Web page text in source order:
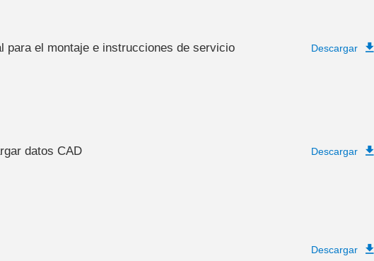
para el montaje e instrucciones de servicio Descargar
datos CAD Descargar
Descargar